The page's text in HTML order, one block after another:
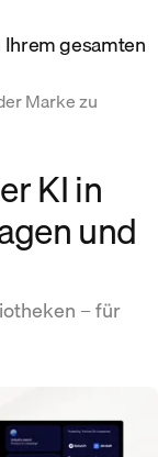
Ihrem gesamten
Marke zu
KI in
und
– für